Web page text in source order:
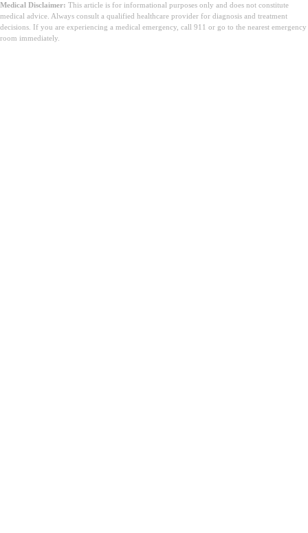
Medical Disclaimer: This article is for informational purposes only and does not constitute
medical advice. Always consult a qualified healthcare provider for diagnosis and treatment
decisions. If you are experiencing a medical emergency, call 911 or go to the nearest emergency
room immediately.